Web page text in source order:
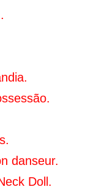
danseur.
Doll.